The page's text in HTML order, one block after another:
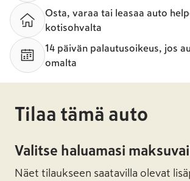
Osta, varaa tai leasaa auto
kotisohvalta
14 päivän palautusoikeus, jos
omalta
Tilaa tämä auto
Valitse haluamasi
Näet tilaukseen saatavilla olevat